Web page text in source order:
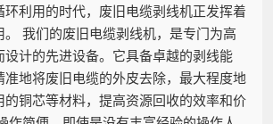
利用的时代，废旧电缆剥线机正发挥着
我们的废旧电缆剥线机，是专门为高
计的先进设备。它具备卓越的剥线能
准地将废旧电缆的外皮去除，最大程度地
铜芯等材料，提高资源回收的效率和价